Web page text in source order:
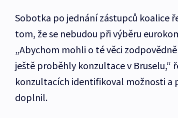
Sobotka po jednání zástupců koalice
tom, že se nebudou při výběru
„Abychom mohli o té věci
ještě proběhly konzultace v Bruselu,“
konzultacích identifikoval možnosti a
doplnil.